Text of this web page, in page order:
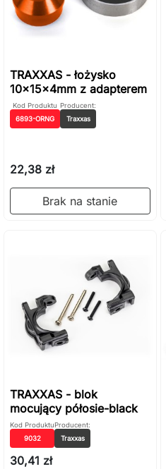
TRAXXAS - łożysko
10x15x4mm z adapterem
Kod Produktu
6893-ORNG
Producent:
Traxxas
22,38 zł
Brak na stanie
TRAXXAS - blok
mocujący półosie-black
Kod Produktu
9032
Producent:
Traxxas
30,41 zł